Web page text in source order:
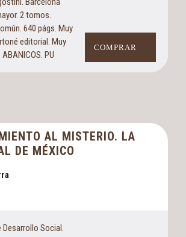
2 tomos.
640 págs. Muy
editorial. Muy
PU
COMPRAR
AL MISTERIO. LA
DE MÉXICO
Desarrollo Social.